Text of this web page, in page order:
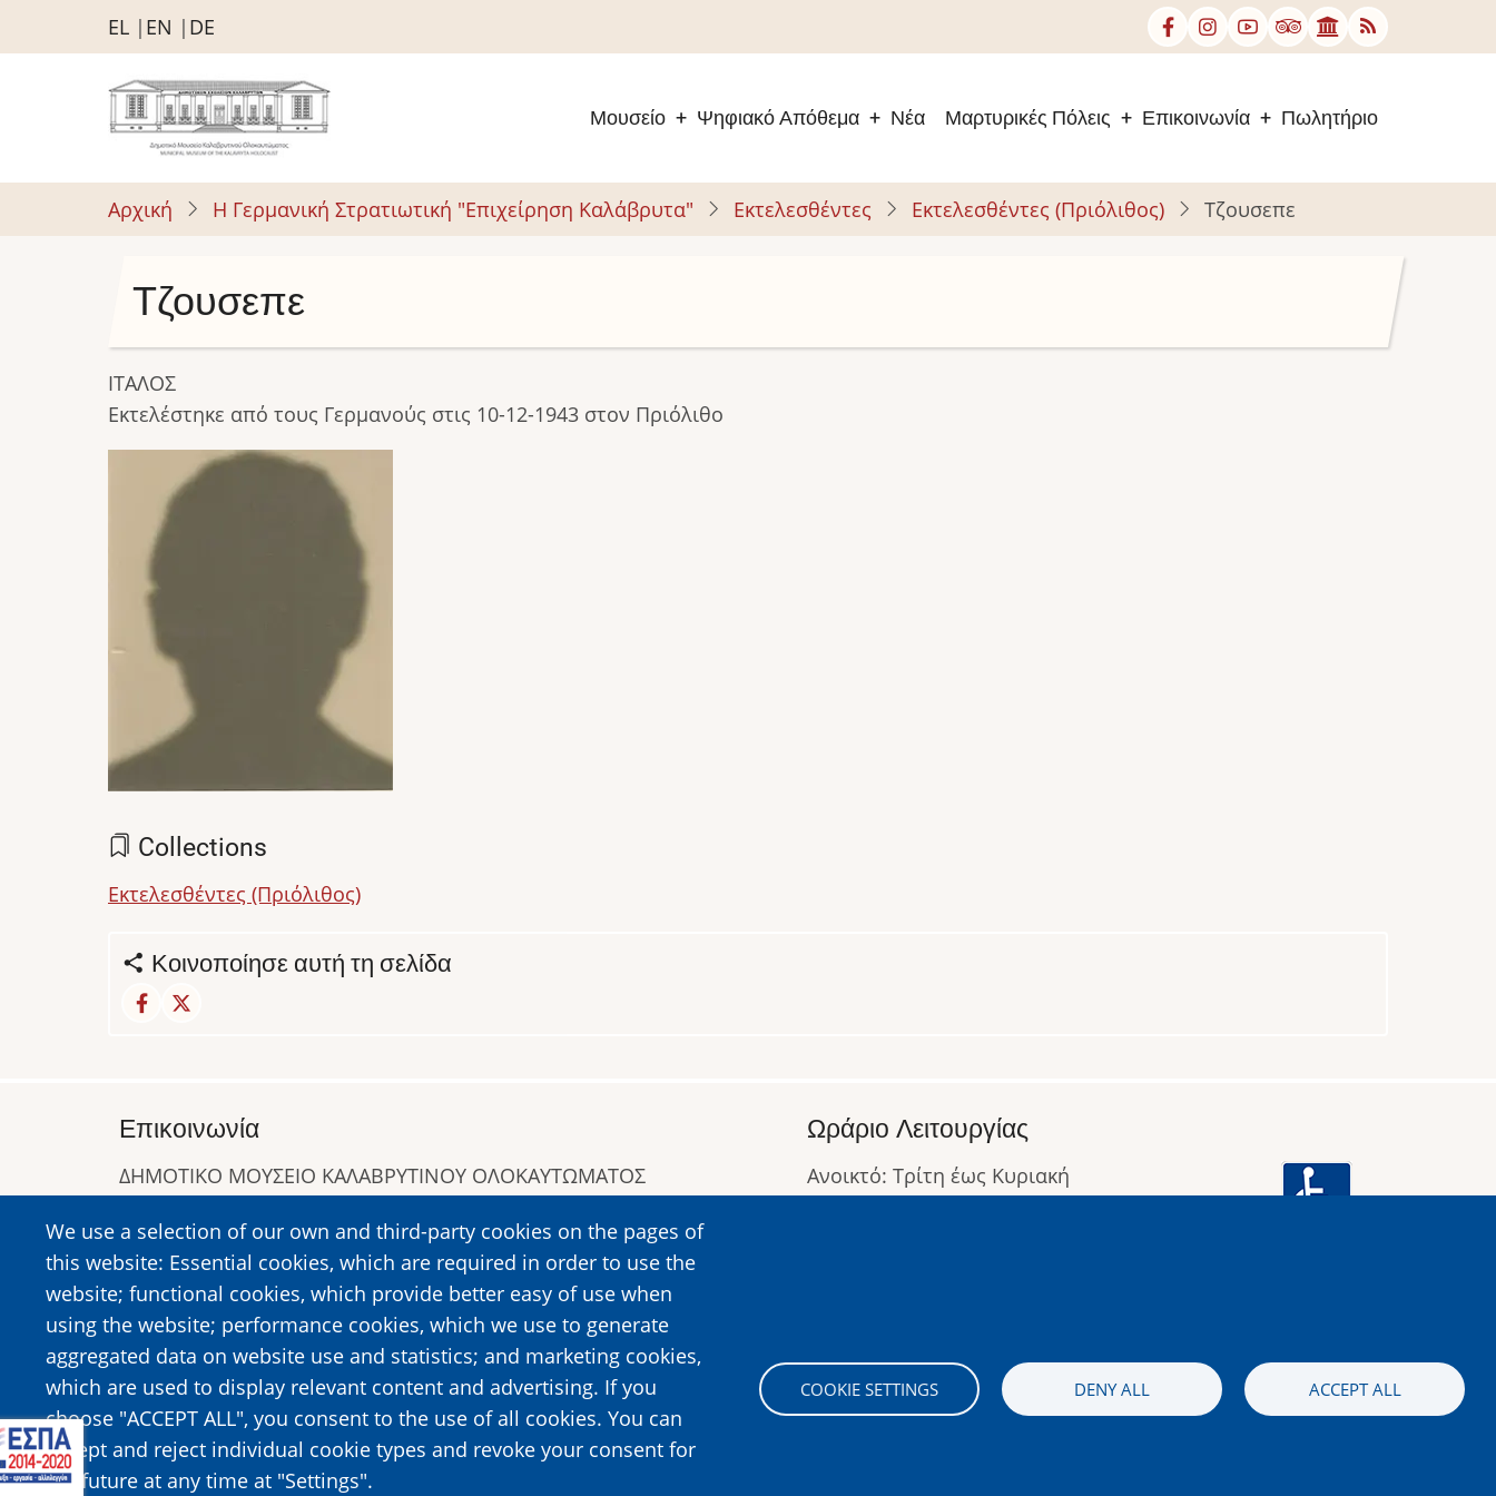
Παράκαμψη
προς
περιεχόμενο
EL EN DE
Μουσείο Ψηφιακό Απόθεμα Νέα Μαρτυρικές Πόλεις Επικοινωνία Πωλητήριο
Αρχική Η Γερμανική Στρατιωτική "Επιχείρηση Καλάβρυτα" Εκτελεσθέντες Εκτελεσθέντες (Πριόλιθος) Τζουσεπε
Τζουσεπε
ΙΤΑΛΟΣ
Εκτελέστηκε από τους Γερμανούς στις 10-12-1943 στον Πριόλιθο
Collections
Εκτελεσθέντες (Πριόλιθος)
Κοινοποίησε αυτή τη σελίδα
We use a selection of our own and third-party cookies on the pages of
this website: Essential cookies, which are required in order to use the
website; functional cookies, which provide better easy of use when
using the website; performance cookies, which we use to generate
aggregated data on website use and statistics; and marketing cookies,
which are used to display relevant content and advertising. If you
choose "ACCEPT ALL", you consent to the use of all cookies. You can
accept and reject individual cookie types and revoke your consent for
the future at any time at "Settings".
COOKIE SETTINGS DENY ALL ACCEPT ALL
Επικοινωνία
ΔΗΜΟΤΙΚΟ ΜΟΥΣΕΙΟ ΚΑΛΑΒΡΥΤΙΝΟΥ ΟΛΟΚΑΥΤΩΜΑΤΟΣ
Τηλ:2692023646, 2692360220
https://www.dmko.gr || info@dmko.gr
Ωράριο Λειτουργίας
Ανοικτό: Τρίτη έως Κυριακή
Image Image Image Image